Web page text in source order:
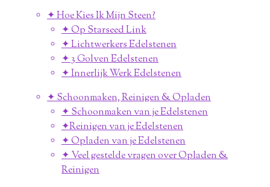
✦ Hoe Kies Ik Mijn Steen?
✦ Op Starseed Link
✦ Lichtwerkers Edelstenen
✦ 3 Golven Edelstenen
✦ Innerlijk Werk Edelstenen
✦ Schoonmaken, Reinigen & Opladen
✦ Schoonmaken van je Edelstenen
✦Reinigen van je Edelstenen
✦ Opladen van je Edelstenen
✦ Veel gestelde vragen over Opladen &
Reinigen